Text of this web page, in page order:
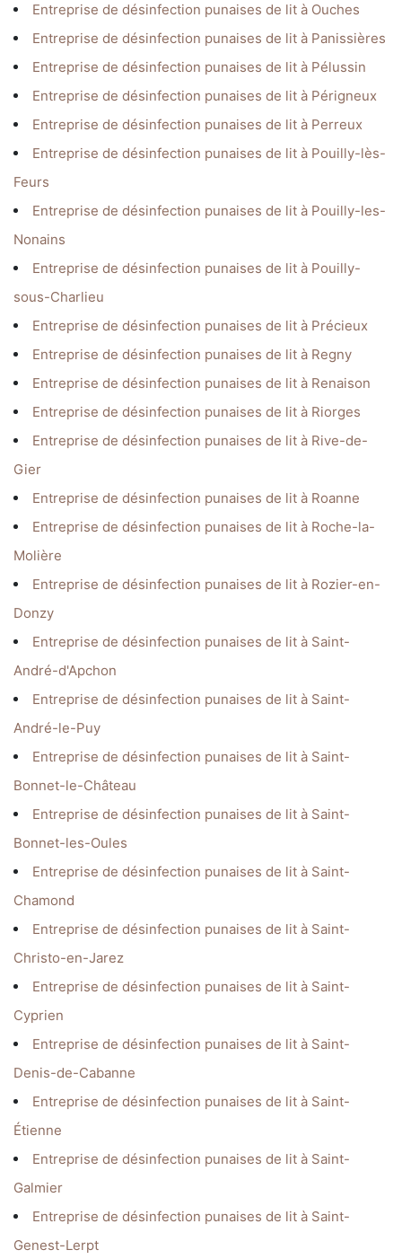
Entreprise de désinfection punaises de lit à Ouches
Entreprise de désinfection punaises de lit à Panissières
Entreprise de désinfection punaises de lit à Pélussin
Entreprise de désinfection punaises de lit à Périgneux
Entreprise de désinfection punaises de lit à Perreux
Entreprise de désinfection punaises de lit à Pouilly-lès-
Feurs
Entreprise de désinfection punaises de lit à Pouilly-les-
Nonains
Entreprise de désinfection punaises de lit à Pouilly-
sous-Charlieu
Entreprise de désinfection punaises de lit à Précieux
Entreprise de désinfection punaises de lit à Regny
Entreprise de désinfection punaises de lit à Renaison
Entreprise de désinfection punaises de lit à Riorges
Entreprise de désinfection punaises de lit à Rive-de-
Gier
Entreprise de désinfection punaises de lit à Roanne
Entreprise de désinfection punaises de lit à Roche-la-
Molière
Entreprise de désinfection punaises de lit à Rozier-en-
Donzy
Entreprise de désinfection punaises de lit à Saint-
André-d'Apchon
Entreprise de désinfection punaises de lit à Saint-
André-le-Puy
Entreprise de désinfection punaises de lit à Saint-
Bonnet-le-Château
Entreprise de désinfection punaises de lit à Saint-
Bonnet-les-Oules
Entreprise de désinfection punaises de lit à Saint-
Chamond
Entreprise de désinfection punaises de lit à Saint-
Christo-en-Jarez
Entreprise de désinfection punaises de lit à Saint-
Cyprien
Entreprise de désinfection punaises de lit à Saint-
Denis-de-Cabanne
Entreprise de désinfection punaises de lit à Saint-
Étienne
Entreprise de désinfection punaises de lit à Saint-
Galmier
Entreprise de désinfection punaises de lit à Saint-
Genest-Lerpt